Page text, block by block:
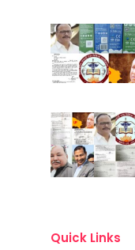
Quick Links